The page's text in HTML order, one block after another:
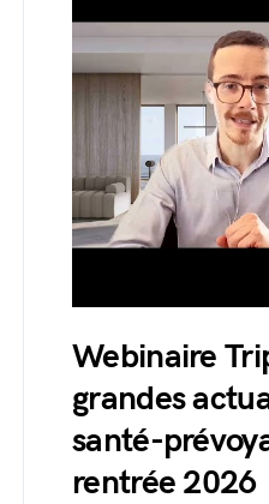
Webinaire
grandes
santé-
rentrée 2026